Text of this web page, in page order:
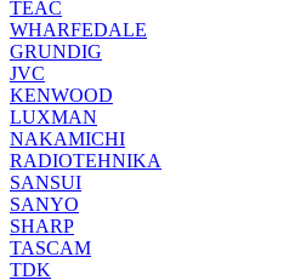
TEAC
WHARFEDALE
GRUNDIG
JVC
KENWOOD
LUXMAN
NAKAMICHI
RADIOTEHNIKA
SANSUI
SANYO
SHARP
TASCAM
TDK